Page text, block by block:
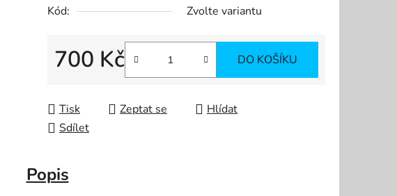
Kód:
Zvolte variantu
700 Kč DO KOŠÍKU
Tisk Zeptat se
Hlídat
Sdílet
Popis